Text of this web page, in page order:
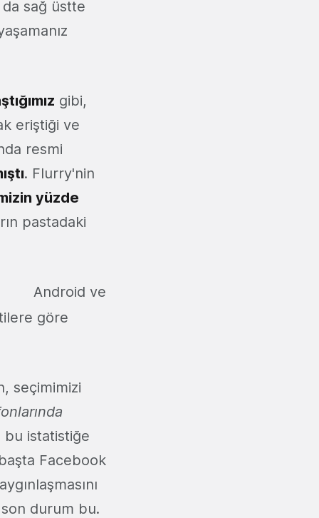
sağ üstte
gibi,
eriştiği ve
resmi
. Flurry'nin
yüzde
pastadaki
Android ve
göre
seçimimizi
bu istatistiğe
Facebook
durum bu.